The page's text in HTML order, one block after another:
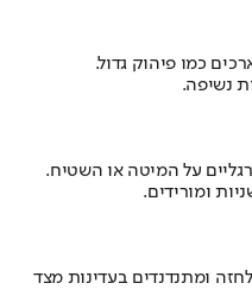
כמו פיהוק גדול.
על המיטה או השטיח.
ומורידים.
ומתנדנדים בעדינות מצד